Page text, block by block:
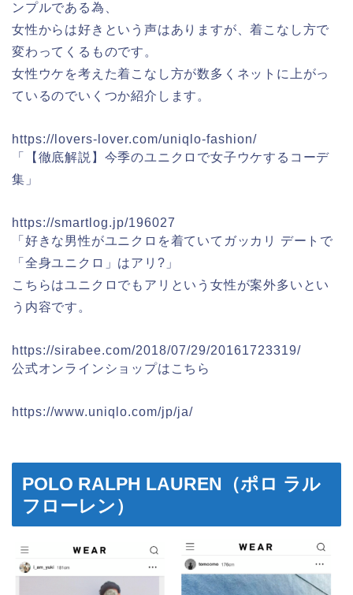
ンプルである為、
女性からは好きという声はありますが、着こなし方で
変わってくるものです。
女性ウケを考えた着こなし方が数多くネットに上がっ
ているのでいくつか紹介します。
https://lovers-lover.com/uniqlo-fashion/
「【徹底解説】今季のユニクロで⼥⼦ウケするコーデ
集」
https://smartlog.jp/196027
「好きな男性がユニクロを着ていてガッカリ デートで
「全身ユニクロ」はアリ?」
こちらはユニクロでもアリという女性が案外多いとい
う内容です。
https://sirabee.com/2018/07/29/20161723319/
公式オンラインショップはこちら
https://www.uniqlo.com/jp/ja/
POLO RALPH LAUREN（ポロ ラル
フローレン）